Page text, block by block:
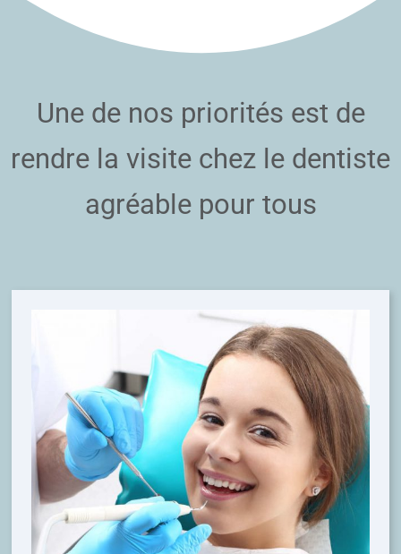
Une de nos priorités est de
rendre la visite chez le dentiste
agréable pour tous